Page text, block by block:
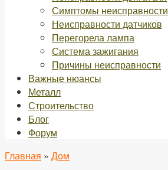
Симптомы неисправности
Неисправности датчиков
Перегорела лампа
Система зажигания
Причины неисправности
Важные нюансы
Металл
Строительство
Блог
Форум
Главная » Дом